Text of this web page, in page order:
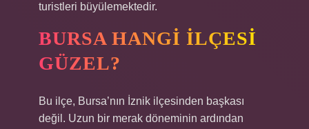
turistleri büyülemektedir.
BURSA HANGI ILÇESI
GÜZEL?
Bu ilçe, Bursa’nın İznik ilçesinden başkası
değil. Uzun bir merak döneminin ardından